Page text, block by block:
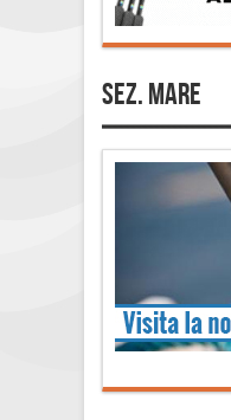
Sez. Mare